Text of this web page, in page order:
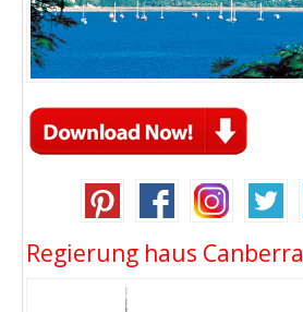
Regierung haus Canberra